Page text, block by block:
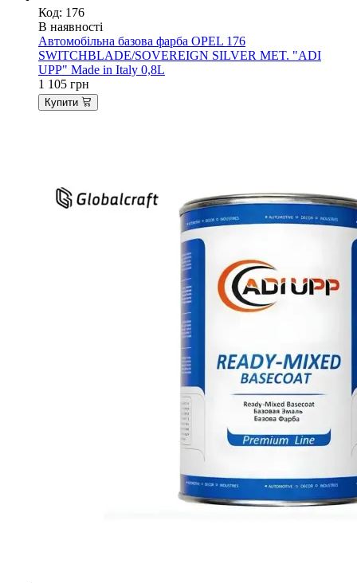
Код: 176
В наявності
Автомобільна базова фарба OPEL 176
SWITCHBLADE/SOVEREIGN SILVER MET. "ADI
UPP" Made in Italy 0,8L
1 105 грн
Купити